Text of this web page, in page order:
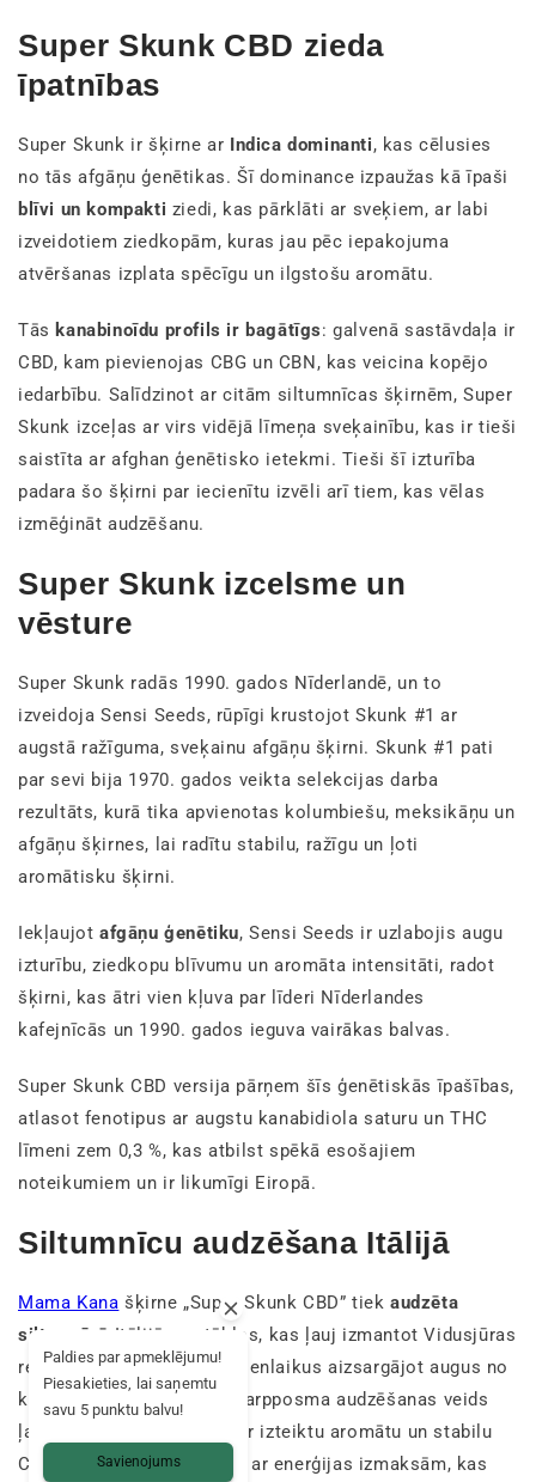
Super Skunk CBD zieda
īpatnības
Super Skunk ir šķirne ar Indica dominanti, kas cēlusies
no tās afgāņu ģenētikas. Šī dominance izpaužas kā īpaši
blīvi un kompakti ziedi, kas pārklāti ar sveķiem, ar labi
izveidotiem ziedkopām, kuras jau pēc iepakojuma
atvēršanas izplata spēcīgu un ilgstošu aromātu.
Tās kanabinoīdu profils ir bagātīgs: galvenā sastāvdaļa ir
CBD, kam pievienojas CBG un CBN, kas veicina kopējo
iedarbību. Salīdzinot ar citām siltumnīcas šķirnēm, Super
Skunk izceļas ar virs vidējā līmeņa sveķainību, kas ir tieši
saistīta ar afghan ģenētisko ietekmi. Tieši šī izturība
padara šo šķirni par iecienītu izvēli arī tiem, kas vēlas
izmēģināt audzēšanu.
Super Skunk izcelsme un
vēsture
Super Skunk radās 1990. gados Nīderlandē, un to
izveidoja Sensi Seeds, rūpīgi krustojot Skunk #1 ar
augstā ražīguma, sveķainu afgāņu šķirni. Skunk #1 pati
par sevi bija 1970. gados veikta selekcijas darba
rezultāts, kurā tika apvienotas kolumbiešu, meksikāņu un
afgāņu šķirnes, lai radītu stabilu, ražīgu un ļoti
aromātisku šķirni.
Iekļaujot afgāņu ģenētiku, Sensi Seeds ir uzlabojis augu
izturību, ziedkopu blīvumu un aromāta intensitāti, radot
šķirni, kas ātri vien kļuva par līderi Nīderlandes
kafejnīcās un 1990. gados ieguva vairākas balvas.
Super Skunk CBD versija pārņem šīs ģenētiskās īpašības,
atlasot fenotipus ar augstu kanabidiola saturu un THC
līmeni zem 0,3 %, kas atbilst spēkā esošajiem
noteikumiem un ir likumīgi Eiropā.
Siltumnīcu audzēšana Itālijā
Mama Kana šķirne „Super Skunk CBD” tiekaudzēta
siltumnīcā Itālijā, apstākļos, kas ļauj izmantot Vidusjūras
reģiona dabisko gaismu, vienlaikus aizsargājot augus no
klimata svārstībām. Šis starpposma audzēšanas veids
ļauj iegūt kaņepju ziedus ar izteiktu aromātu un stabilu
CBD saturu, neuzņemoties ar enerģijas izmaksām, kas
Paldies par apmeklējumu!
Piesakieties, lai saņemtu
savu 5 punktu balvu!
Savienojums